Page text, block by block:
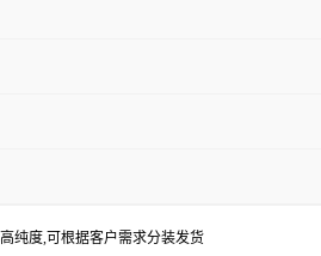
纯度,可根据客户需求分装发货